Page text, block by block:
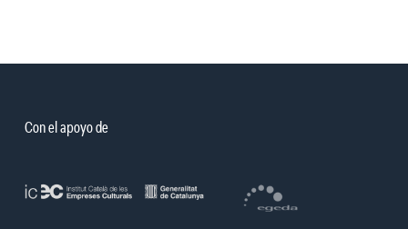
Con el apoyo de